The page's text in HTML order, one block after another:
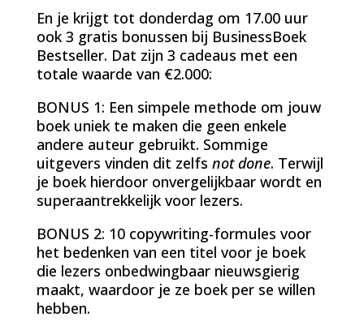
En je krijgt tot donderdag om 17.00 uur
ook 3 gratis bonussen bij BusinessBoek
Bestseller. Dat zijn 3 cadeaus met een
totale waarde van €2.000:
BONUS 1: Een simpele methode om jouw
boek uniek te maken die geen enkele
andere auteur gebruikt. Sommige
uitgevers vinden dit zelfs not done. Terwijl
je boek hierdoor onvergelijkbaar wordt en
superaantrekkelijk voor lezers.
BONUS 2: 10 copywriting-formules voor
het bedenken van een titel voor je boek
die lezers onbedwingbaar nieuwsgierig
maakt, waardoor je ze boek per se willen
hebben.